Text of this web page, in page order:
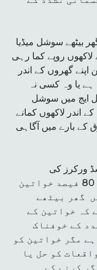
روپے کما رہی
اپنے گھروں کے اندر
یا وہ کسی نہ
ایج میں سوشل
اندر لاکھوں کمانے
کے بارے میں آگاہی
ورکرز کی
تعدادتقریباً ایک کروڑ 20لاکھ ہے،جن میں 80 فیصد خواتین
گھر بیٹھے
کہ خواتین کے
کے خوفناک
مگر خواتین کو
کو حل یا
کرنے کے